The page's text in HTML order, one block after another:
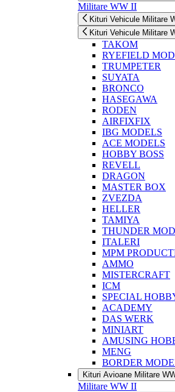
Militare WW II
Kituri Vehicule Militare
Kituri Vehicule Militare
TAKOM
RYEFIELD
TRUMPETER
SUYATA
BRONCO
HASEGAWA
RODEN
AIRFIXFIX
IBG MODELS
ACE MODELS
HOBBY BOSS
REVELL
DRAGON
MASTER BOX
ZVEZDA
HELLER
TAMIYA
THUNDER
ITALERI
MPM
AMMO
MISTERCRAFT
ICM
SPECIAL
ACADEMY
DAS WERK
MINIART
AMUSING
MENG
BORDER
Kituri Avioane Militare
Militare WW II